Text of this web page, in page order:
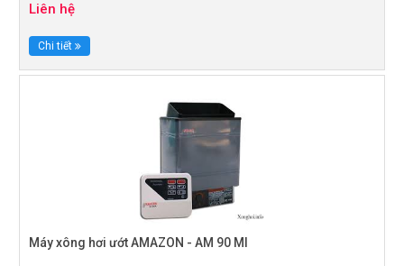
Liên hệ
Chi tiết
Máy xông hơi ướt AMAZON - AM 90 MI